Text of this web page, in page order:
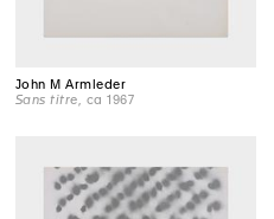
John M Armleder
Sans titre , ca 1967